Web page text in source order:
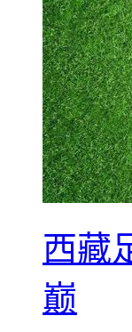
西藏
巅